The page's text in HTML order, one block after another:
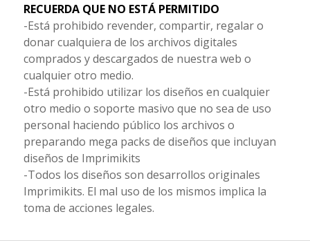
RECUERDA QUE NO ESTÁ PERMITIDO
-Está prohibido revender, compartir, regalar o
donar cualquiera de los archivos digitales
comprados y descargados de nuestra web o
cualquier otro medio.
-Está prohibido utilizar los diseños en cualquier
otro medio o soporte masivo que no sea de uso
personal haciendo público los archivos o
preparando mega packs de diseños que incluyan
diseños de Imprimikits
-Todos los diseños son desarrollos originales
Imprimikits. El mal uso de los mismos implica la
toma de acciones legales.